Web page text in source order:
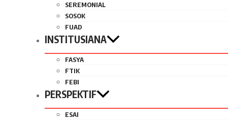
SEREMONIAL
SOSOK
FUAD
INSTITUSIANA
FASYA
FTIK
FEBI
PERSPEKTIF
ESAI